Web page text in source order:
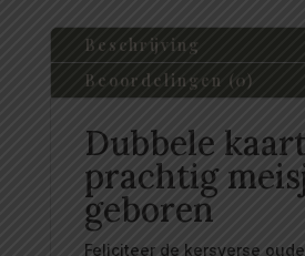
Beschrijving
Beoordelingen (0)
Dubbele
prachtig
geboren
Feliciteer de kersverse